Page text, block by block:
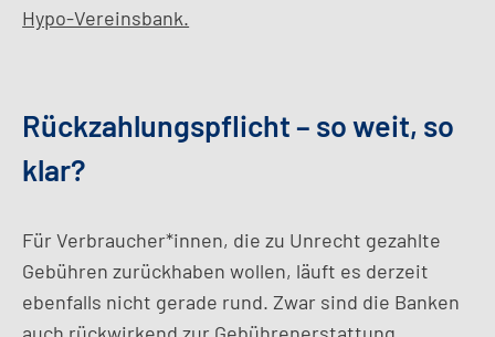
Hypo-Vereinsbank.
Rückzahlungspflicht – so weit, so
klar?
Für Verbraucher*innen, die zu Unrecht gezahlte
Gebühren zurückhaben wollen, läuft es derzeit
ebenfalls nicht gerade rund. Zwar sind die Banken